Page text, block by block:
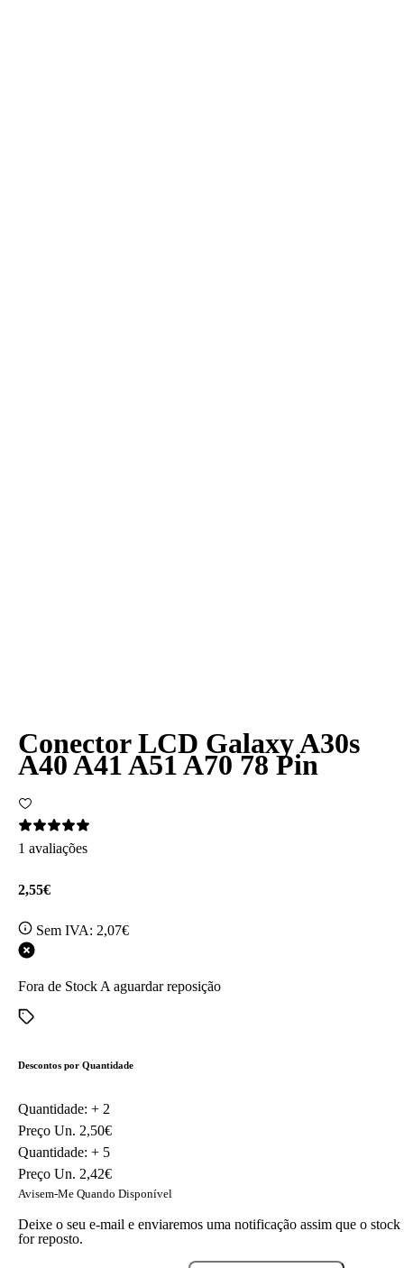
Conector LCD Galaxy A30s
A40 A41 A51 A70 78 Pin
1 avaliações
2,55€
Sem IVA: 2,07€
Fora de Stock A aguardar reposição
Descontos por Quantidade
Quantidade: + 2
Preço Un. 2,50€
Quantidade: + 5
Preço Un. 2,42€
Avisem-Me Quando Disponível
Deixe o seu e-mail e enviaremos uma notificação assim que o stock
for reposto.